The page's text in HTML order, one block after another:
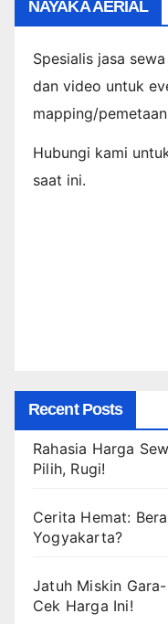
NAYAKA AERIAL
Spesialis jasa
dan video untuk
mapping/
Hubungi kami
saat ini.
Recent Posts
Rahasia Harga
Pilih, Rugi!
Cerita Hemat:
Yogyakarta?
Jatuh Miskin
Cek Harga Ini!